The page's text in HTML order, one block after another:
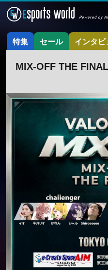
特集 セール インタビ
MIX-OFF THE